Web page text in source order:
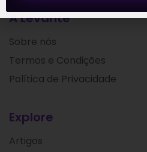
A Levante
Sobre nós
Termos e Condições
Política de Privacidade
Explore
Artigos